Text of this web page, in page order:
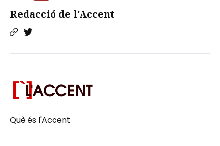
Redacció de l'Accent
Què és l'Accent